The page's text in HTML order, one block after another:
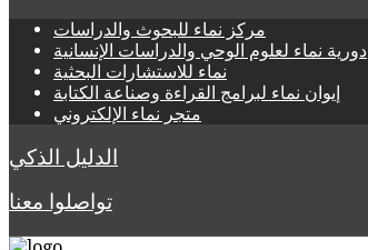
مركز نماء للبحوث والدراسات
دورية نماء لعلوم الوحي والدراسات الإنسانية
نماء للاستشارات البحثية
إيوان نماء لبرامج القراءة وصناعة الكتابة
متجر نماء الإلكتروني
الدليل الذكي
تواصلوا معنا